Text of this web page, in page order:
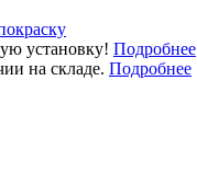
установку! Подробнее
на складе. Подробнее